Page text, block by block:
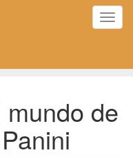
de